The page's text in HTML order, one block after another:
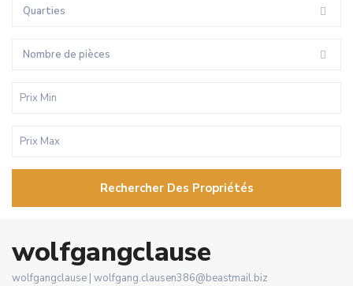
Quarties
Nombre de pièces
Rechercher Des Propriétés
wolfgangclause
wolfgangclause | wolfgang.clausen386@beastmail.biz